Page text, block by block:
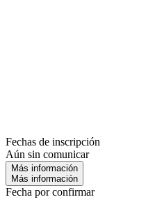
Fechas de inscripción
Aún sin comunicar
Más información
Más información
Fecha por confirmar